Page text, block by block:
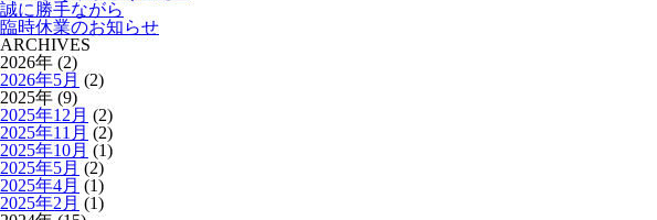
誠に勝手ながら
臨時休業のお知らせ
ARCHIVES
2026年 (2)
2026年5月 (2)
2025年 (9)
2025年12月 (2)
2025年11月 (2)
2025年10月 (1)
2025年5月 (2)
2025年4月 (1)
2025年2月 (1)